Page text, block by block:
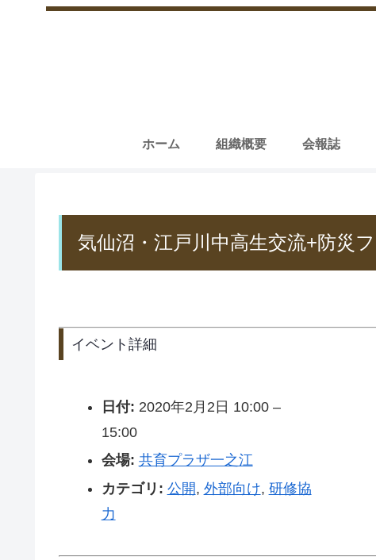
ホーム 組織概要 会報誌
気仙沼・江戸川中高生交流+防災
イベント詳細
日付: 2020年2月2日 10:00–
15:00
会場: 共育プラザ一之江
カテゴリ: 公開, 外部向け, 研修協
力